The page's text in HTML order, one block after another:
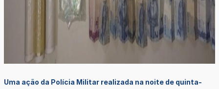
Uma ação da Polícia Militar realizada na noite de quinta-